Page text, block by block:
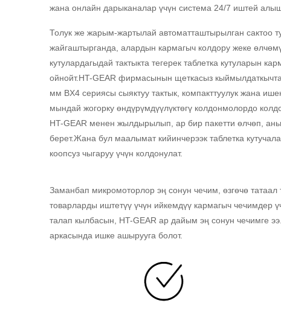
жана онлайн дарыканалар үчүн система 24/7 иштей
Толук же жарым-жартылай автоматташтырылган сактоо
жайгаштырганда, алардын кармагыч колдору жеке
кутулардагыдай тактыкта ​​тегерек таблетка кутуларын
ойнойт.HT-GEAR фирмасынын щеткасыз
мм BX4 сериясы сыяктуу тактык, компакттуулук жана
мындай жогорку өндүрүмдүүлүктөгү колдонмолордо
HT-GEAR менен жылдырылып, ар бир пакетти өлчөп,
берет.Жана бул маалымат кийинчерээк таблетка
коопсуз чыгаруу үчүн колдонулат.
Заманбап микромоторлор эң сонун чечим, өзгөчө татаал
товарларды иштетүү үчүн ийкемдүү кармагыч чечимдер
талап кылбасын, HT-GEAR ар дайым эң сонун чечимге
аркасында ишке ашырууга болот.